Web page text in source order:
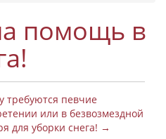
помощь в
певчие
или в безвозмездной
для уборки снега! →